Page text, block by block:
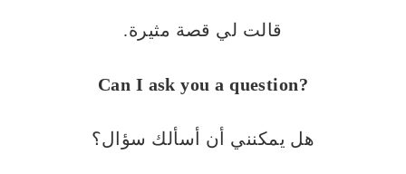
قالت لي قصة مثيرة.
Can I ask you a question?
هل يمكنني أن أسألك سؤال؟